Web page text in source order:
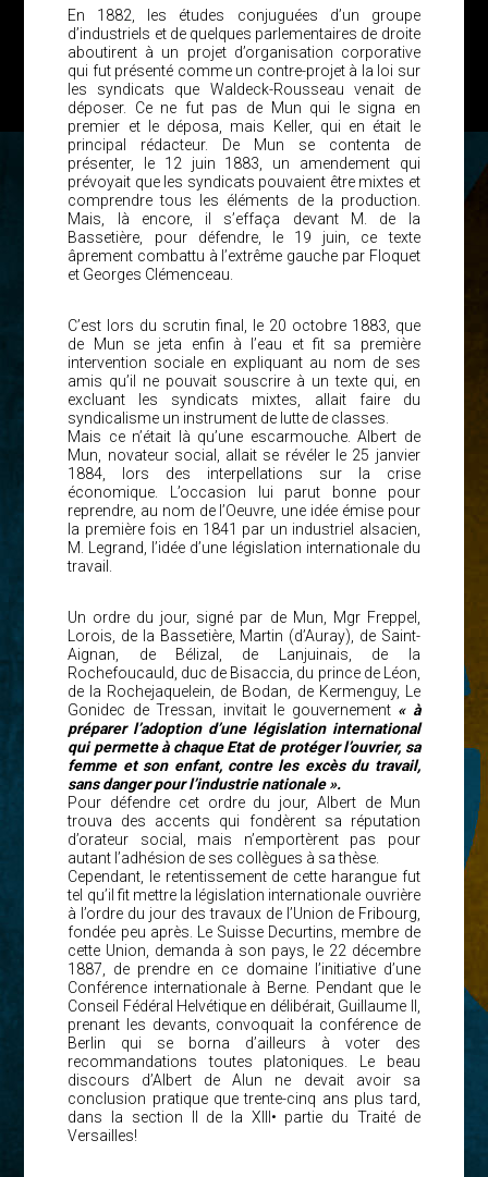
En 1882, les études conjuguées d’un groupe
d’industriels et de quelques parlementaires de droite
aboutirent à un projet d’organisation corporative
qui fut présenté comme un contre-projet à la loi sur
les syndicats que Waldeck-Rousseau venait de
déposer. Ce ne fut pas de Mun qui le signa en
premier et le déposa, mais Keller, qui en était le
principal rédacteur. De Mun se contenta de
présenter, le 12 juin 1883, un amendement qui
prévoyait que les syndicats pouvaient être mixtes et
comprendre tous les éléments de la production.
Mais, là encore, il s’effaça devant M. de la
Bassetière, pour défendre, le 19 juin, ce texte
âprement combattu à l’extrême gauche par Floquet
et Georges Clémenceau.
C’est lors du scrutin final, le 20 octobre 1883, que
de Mun se jeta enfin à l’eau et fit sa première
intervention sociale en expliquant au nom de ses
amis qu’il ne pouvait souscrire à un texte qui, en
excluant les syndicats mixtes, allait faire du
syndicalisme un instrument de lutte de classes.
Mais ce n’était là qu’une escarmouche. Albert de
Mun, novateur social, allait se révéler le 25 janvier
1884, lors des interpellations sur la crise
économique. L’occasion lui parut bonne pour
reprendre, au nom de l’Oeuvre, une idée émise pour
la première fois en 1841 par un industriel alsacien,
M. Legrand, l’idée d’une législation internationale du
travail.
Un ordre du jour, signé par de Mun, Mgr Freppel,
Lorois, de la Bassetière, Martin (d’Auray), de Saint-
Aignan, de Bélizal, de Lanjuinais, de la
Rochefoucauld, duc de Bisaccia, du prince de Léon,
de la Rochejaquelein, de Bodan, de Kermenguy, Le
Gonidec de Tressan, invitait le gouvernement « à
préparer l’adoption d’une législation international
qui permette à chaque Etat de protéger l’ouvrier, sa
femme et son enfant, contre les excès du travail,
sans danger pour l’industrie nationale ».
Pour défendre cet ordre du jour, Albert de Mun
trouva des accents qui fondèrent sa réputation
d’orateur social, mais n’emportèrent pas pour
autant l’adhésion de ses collègues à sa thèse.
Cependant, le retentissement de cette harangue fut
tel qu’il fit mettre la législation internationale ouvrière
à l’ordre du jour des travaux de l’Union de Fribourg,
fondée peu après. Le Suisse Decurtins, membre de
cette Union, demanda à son pays, le 22 décembre
1887, de prendre en ce domaine l’initiative d’une
Conférence internationale à Berne. Pendant que le
Conseil Fédéral Helvétique en délibérait, Guillaume II,
prenant les devants, convoquait la conférence de
Berlin qui se borna d’ailleurs à voter des
recommandations toutes platoniques. Le beau
discours d’Albert de Alun ne devait avoir sa
conclusion pratique que trente-cinq ans plus tard,
dans la section II de la XIII• partie du Traité de
Versailles!